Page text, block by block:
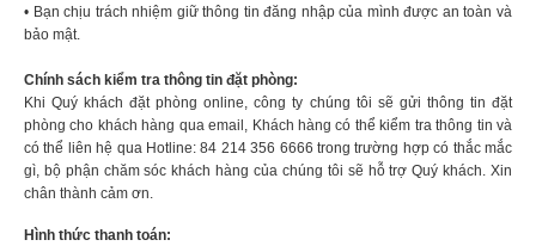
• Bạn chịu trách nhiệm giữ thông tin đăng nhập của mình được an toàn và
bảo mật.
Chính sách kiểm tra thông tin đặt phòng:
Khi Quý khách đặt phòng online, công ty chúng tôi sẽ gửi thông tin đặt
phòng cho khách hàng qua email, Khách hàng có thể kiểm tra thông tin và
có thể liên hệ qua Hotline: 84 214 356 6666 trong trường hợp có thắc mắc
gì, bộ phận chăm sóc khách hàng của chúng tôi sẽ hỗ trợ Quý khách. Xin
chân thành cảm ơn.
Hình thức thanh toán: